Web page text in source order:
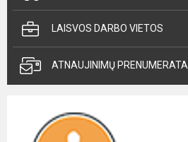
LAISVOS DARBO VIETOS
ATNAUJINIMŲ PRENUMERATA